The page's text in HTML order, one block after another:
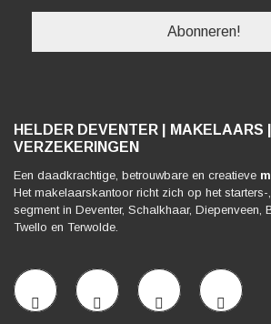
HELDER DEVENTER | MAKELAARS |
VERZEKERINGEN
Een daadkrachtige, betrouwbare en creatieve
Het makelaarskantoor richt zich op het
segment in Deventer, Schalkhaar, Diepenveen,
Twello en Terwolde.